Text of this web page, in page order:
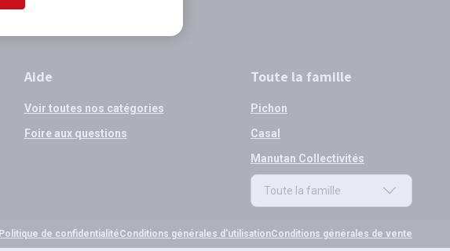
Aide
Voir toutes nos catégories
Foire aux questions
Toute la famille
Pichon
Casal
Manutan Collectivités
Toute la famille
Politique de confidentialitéConditions générales d'utilisationConditions générales de vente